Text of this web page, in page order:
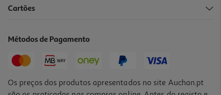
Cartões
Métodos de Pagamento
Os preços dos produtos apresentados no site Auchan.pt